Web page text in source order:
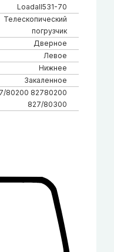
Loadall531-70
Телескопический
погрузчик
Дверное
Левое
Нижнее
Закаленное
80200 82780200
827/80300